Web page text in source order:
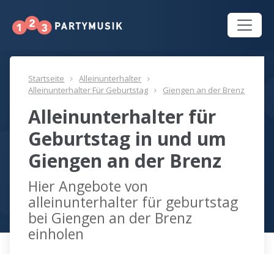
Startseite
Alleinunterhalter
Alleinunterhalter Für Geburtstag
Giengen an der Brenz
Alleinunterhalter für
Geburtstag in und um
Giengen an der Brenz
Hier Angebote von
alleinunterhalter für geburtstag
bei Giengen an der Brenz
einholen